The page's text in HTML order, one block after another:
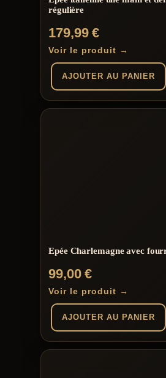
régulière
179,99€
Voir le produit →
AJOUTER AU PANIER
Epée Charlemagne avec
99,00€
Voir le produit →
AJOUTER AU PANIER